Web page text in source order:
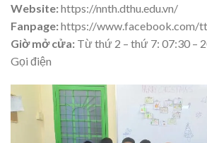
Website:https://nnth.dthu.edu.vn/
Fanpage:https://www.facebook.com/
Giờ mở cửa: Từ thứ 2 – thứ 7: 07:30 –
Gọi điện